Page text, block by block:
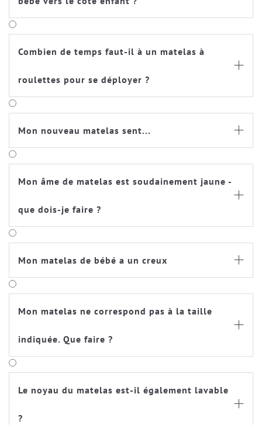
Combien de temps faut-il à un matelas à
roulettes pour se déployer ?

Mon nouveau matelas sent... 
Mon âme de matelas est soudainement jaune -
que dois-je faire ?

Mon matelas de bébé a un creux 
Mon matelas ne correspond pas à la taille
indiquée. Que faire ?

Le noyau du matelas est-il également lavable
?
